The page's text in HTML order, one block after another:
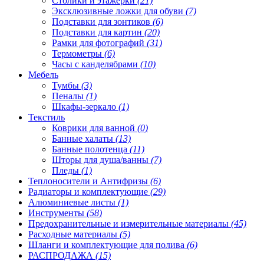
Эксклюзивные ложки для обуви (7)
Подставки для зонтиков (6)
Подставки для картин (20)
Рамки для фотографий (31)
Термометры (6)
Часы с канделябрами (10)
Мебель
Тумбы (3)
Пеналы (1)
Шкафы-зеркало (1)
Текстиль
Коврики для ванной (0)
Банные халаты (13)
Банные полотенца (11)
Шторы для душа/ванны (7)
Пледы (1)
Теплоносители и Антифризы (6)
Радиаторы и комплектующие (29)
Алюминиевые листы (1)
Инструменты (58)
Предохранительные и измерительные материалы (45)
Расходные материалы (5)
Шланги и комплектующие для полива (6)
РАСПРОДАЖА (15)